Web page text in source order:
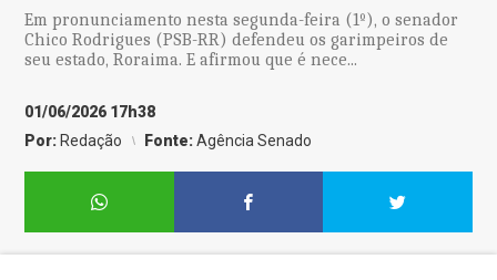
Em pronunciamento nesta segunda-feira (1º), o senador
Chico Rodrigues (PSB-RR) defendeu os garimpeiros de
seu estado, Roraima. E afirmou que é nece...
01/06/2026 17h38
Por: Redação Fonte:Agência Senado